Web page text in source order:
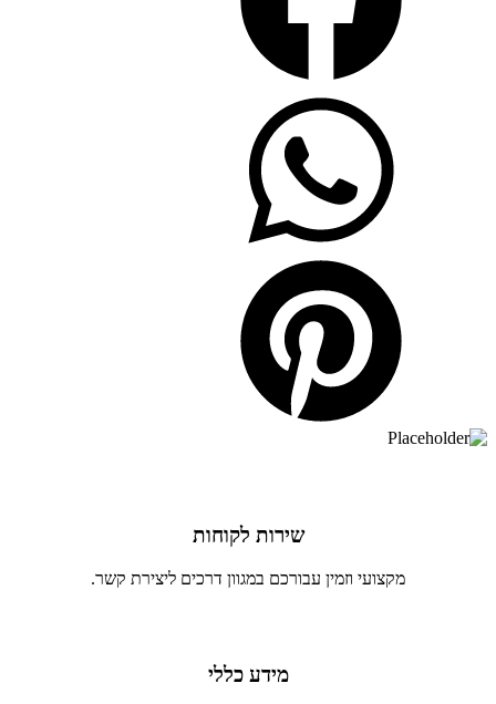
שירות לקוחות
מקצועי וזמין עבורכם במגוון דרכים ליצירת קשר.
מידע כללי